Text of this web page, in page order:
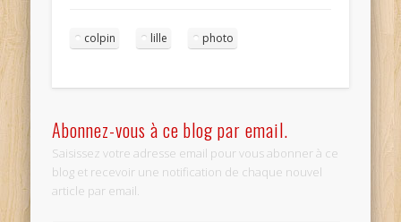
colpin lille photo
Abonnez-vous à ce blog par email.
Saisissez votre adresse email pour vous abonner à ce
blog et recevoir une notification de chaque nouvel
article par email.